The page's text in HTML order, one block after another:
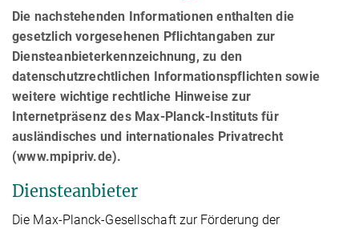
Die nachstehenden Informationen enthalten die
gesetzlich vorgesehenen Pflichtangaben zur
Diensteanbieterkennzeichnung, zu den
datenschutzrechtlichen Informationspflichten sowie
weitere wichtige rechtliche Hinweise zur
Internetpräsenz des Max-Planck-Instituts für
ausländisches und internationales Privatrecht
(www.mpipriv.de).
Diensteanbieter
Die Max-Planck-Gesellschaft zur Förderung der